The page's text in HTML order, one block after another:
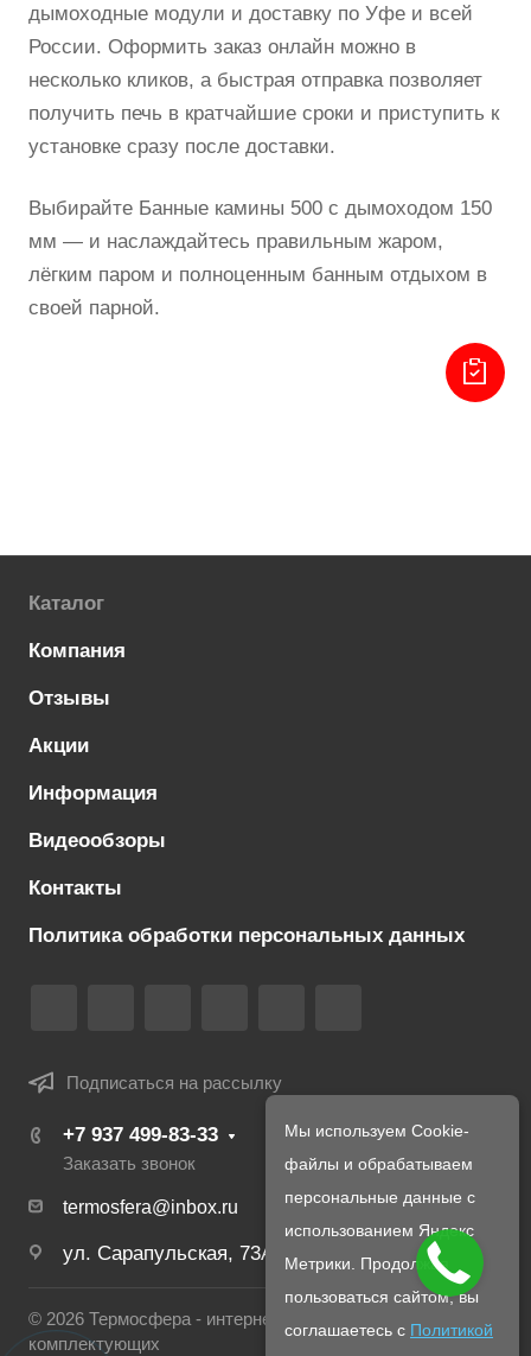
дымоходные модули и доставку по Уфе и всей
России. Оформить заказ онлайн можно в
несколько кликов, а быстрая отправка позволяет
получить печь в кратчайшие сроки и приступить к
установке сразу после доставки.
Выбирайте Банные камины 500 с дымоходом 150
мм — и наслаждайтесь правильным жаром,
лёгким паром и полноценным банным отдыхом в
своей парной.
Каталог
Компания
Отзывы
Акции
Информация
Видеообзоры
Контакты
Политика обработки персональных данных
Подписаться на рассылку
+7 937 499-83-33
Заказать звонок
termosfera@inbox.ru
ул. Сарапульская, 73А
© 2026 Термосфера - интернет магазин печей и
комплектующих
Мы используем Cookie-
файлы и обрабатываем
персональные данные с
использованием Яндекс
Метрики. Продолжая
пользоваться сайтом, вы
соглашаетесь с Политикой